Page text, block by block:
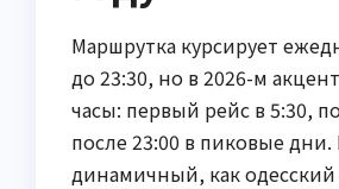
Маршрутка курсирует
до 23:30, но в 2026-м
часы: первый рейс в 5:30,
после 23:00 в пиковые
динамичный, как